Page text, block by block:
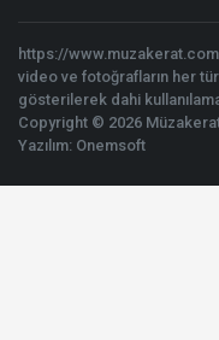
https://
video ve fotoğrafların her
gösterilerek dahi
Copyright © 2026 Müzakerat
Yazılım: Onemsoft